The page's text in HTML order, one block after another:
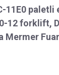
Komatsu,
paletli
12 forklift,